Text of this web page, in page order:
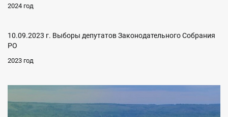
2024 год
10.09.2023 г. Выборы депутатов Законодательного Собрания
РО
2023 год